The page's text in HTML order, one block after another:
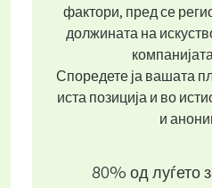
фактори, пред се
должината на
Споредете ја вашата
иста позиција и во
и
80% од луѓето